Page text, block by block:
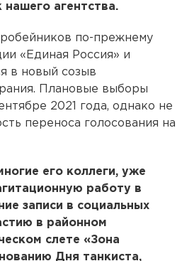
нашего агентства.
по-прежнему
«Единая Россия» и
в новый созыв
Плановые выборы
2021 года, однако не
переноса голосования на
его коллеги, уже
работу в
записи в социальных
в районном
слете «Зона
Дня танкиста,